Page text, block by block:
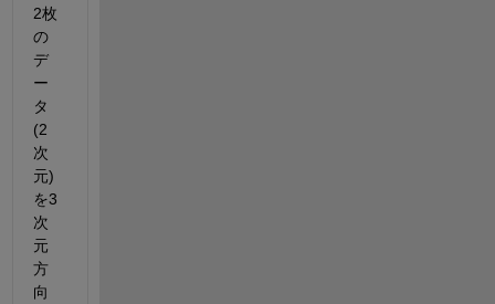
2枚
の
デ
ー
タ
(2
次
元)
を3
次
元
方
向